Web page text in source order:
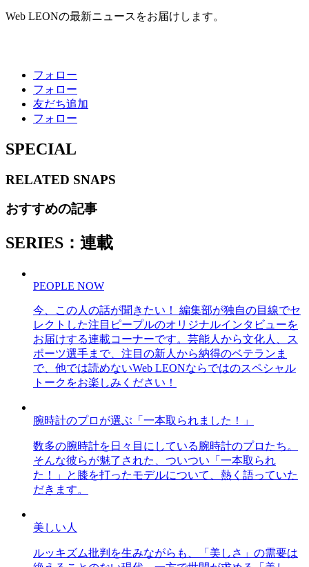
Web LEONの最新ニュースをお届けします。
フォロー
フォロー
友だち追加
フォロー
SPECIAL
RELATED SNAPS
おすすめの記事
SERIES：連載
PEOPLE NOW
今、この人の話が聞きたい！ 編集部が独自の目線でセ
レクトした注目ピープルのオリジナルインタビューを
お届けする連載コーナーです。芸能人から文化人、ス
ポーツ選手まで、注目の新人から納得のベテランま
で、他では読めないWeb LEONならではのスペシャル
トークをお楽しみください！
腕時計のプロが選ぶ「一本取られました！」
数多の腕時計を日々目にしている腕時計のプロたち。
そんな彼らが魅了された、ついつい「一本取られ
た！」と膝を打ったモデルについて、熱く語っていた
だきます。
美しい人
ルッキズム批判を生みながらも、「美しさ」の需要は